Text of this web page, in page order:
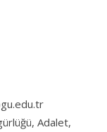
Adalet,